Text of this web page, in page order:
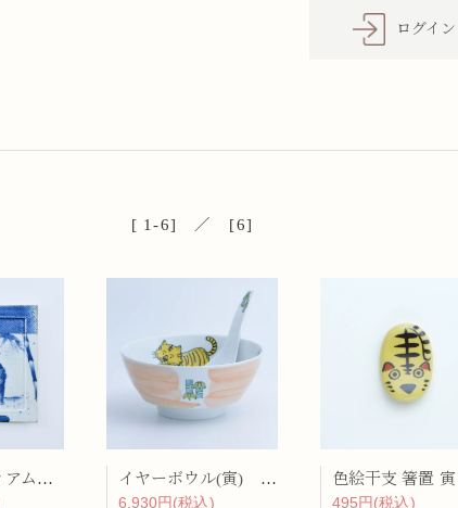
ログイン
[ 1-6] ／ [6]
竹に虎 ミディアム・プレート
イヤーボウル(寅) 究極のラーメン鉢レンゲセット
6,930円(税込)
色絵干支 箸置 寅
495円(税込)